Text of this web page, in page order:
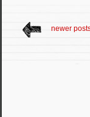
newer